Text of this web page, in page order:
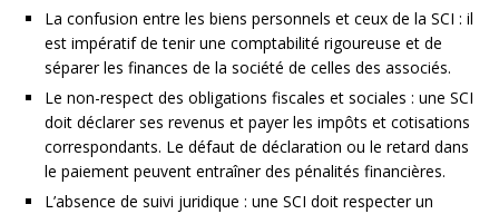
La confusion entre les biens personnels et ceux de la SCI : il
est impératif de tenir une comptabilité rigoureuse et de
séparer les finances de la société de celles des associés.
Le non-respect des obligations fiscales et sociales : une SCI
doit déclarer ses revenus et payer les impôts et cotisations
correspondants. Le défaut de déclaration ou le retard dans
le paiement peuvent entraîner des pénalités financières.
L’absence de suivi juridique : une SCI doit respecter un